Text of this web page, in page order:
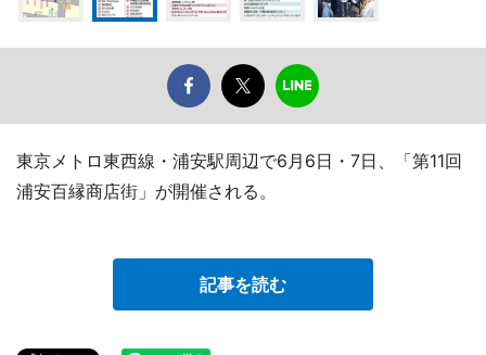
東京メトロ東西線・浦安駅周辺で6月6日・7日、「第11回
浦安百縁商店街」が開催される。
記事を読む